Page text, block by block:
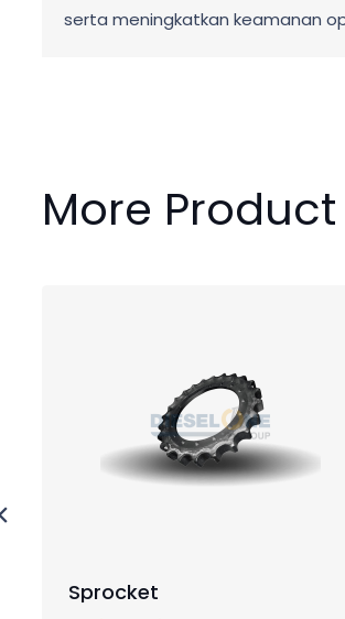
serta meningkatkan keamanan
More Product
Sprocket